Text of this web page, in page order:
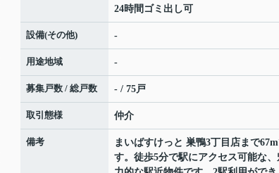
24時間ゴミ出し可
設備(その他) -
用途地域 -
募集戸数 / 総戸数 - / 75戸
取引態様 仲介
備考
まいばすけっと 巣鴨3丁目店まで
す。徒歩5分で駅にアクセス可能な、